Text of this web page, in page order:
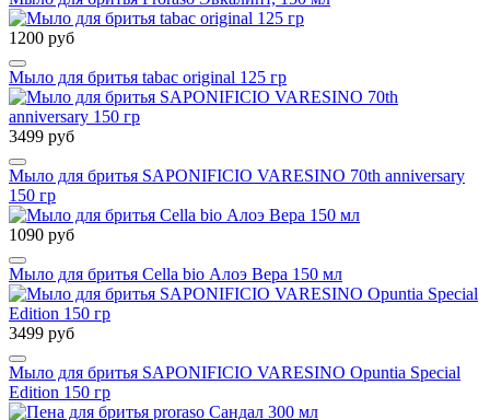
1200 руб
Мыло для бритья tabac original 125 гр
3499 руб
Мыло для бритья SAPONIFICIO VARESINO 70th anniversary
150 гр
1090 руб
Мыло для бритья Cella bio Алоэ Вера 150 мл
3499 руб
Мыло для бритья SAPONIFICIO VARESINO Opuntia Special
Edition 150 гр